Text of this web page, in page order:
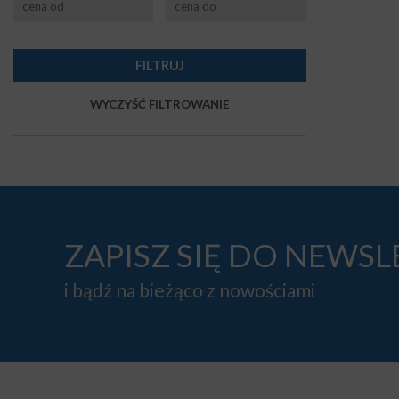
ZAPISZ SIĘ DO
i bądź na bieżąco z nowościami